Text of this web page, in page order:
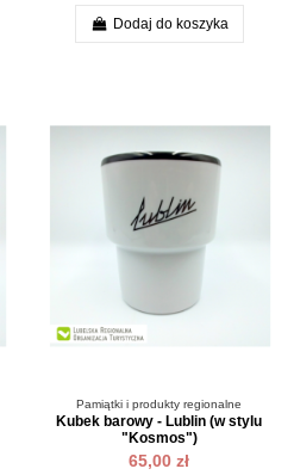
Dodaj do koszyka
Pamiątki i produkty regionalne
Kubek barowy - Lublin (w stylu
"Kosmos")
65,00 zł